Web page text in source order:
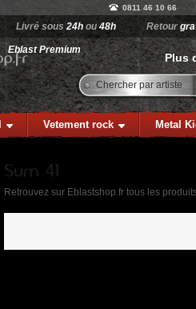
Plus
Chercher par artiste
0811 46 10 66
Livré sous24h ou48h Retour
Eblast Premium
Vetement rock Metal
Retrouvez sur Eblastshop.fr tous les